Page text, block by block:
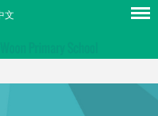
文 Menu